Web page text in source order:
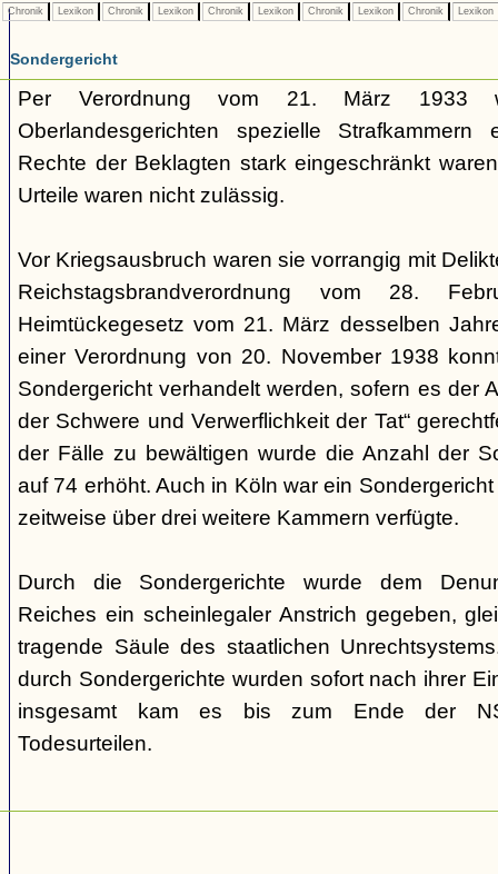
Chronik Lexikon Chronik Lexikon Chronik Lexikon Chronik Lexikon Chronik Lexikon
Sondergericht
Per Verordnung vom 21. März 1933
Oberlandesgerichten spezielle
Rechte der Beklagten stark eingeschränkt
Urteile waren nicht zulässig.
Vor Kriegsausbruch waren sie vorrangig mit
Reichstagsbrandverordnung vom 28.
Heimtückegesetz vom 21. März desselben
einer Verordnung von 20. November 1938
Sondergericht verhandelt werden, sofern es der
der Schwere und Verwerflichkeit der Tat“
der Fälle zu bewältigen wurde die Anzahl der
auf 74 erhöht. Auch in Köln war ein
zeitweise über drei weitere Kammern verfügte.
Durch die Sondergerichte wurde dem
Reiches ein scheinlegaler Anstrich gegeben,
tragende Säule des staatlichen
durch Sondergerichte wurden sofort nach ihrer
insgesamt kam es bis zum Ende der
Todesurteilen.